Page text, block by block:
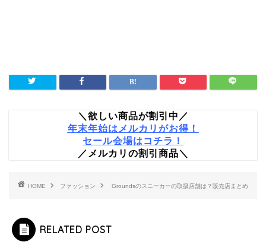
＼欲しい商品が割引中／
年末年始はメルカリがお得！
セール会場はコチラ！
／メルカリの割引商品＼
HOME ファッション Groundsのスニーカーの取扱店舗は？販売店まとめ
RELATED POST